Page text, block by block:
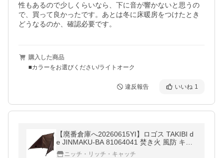
性もあるので少しくらいなら、下に音が響かないと思うの
で、買って良かったです。あとは冬に床暖房をつけたとき
どうなるのか、確認必要です。
購入した商品
■カラーをお選びください/ライトオーク
違反報告 いいね 1
【廃番倉庫へ20260615YI】ロゴス TAKIBI d
e JINMAKU-BA 81064041 焚き火 風防 キャ
ンプ用品
ニッチ・リッチ・キャッチ